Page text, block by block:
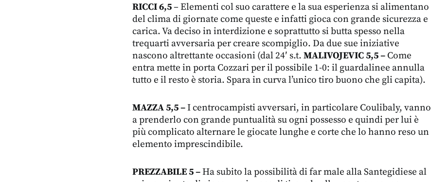
RICCI 6,5– Elementi col suo carattere e la sua esperienza si alimentano
del clima di giornate come queste e infatti gioca con grande sicurezza e
carica. Va deciso in interdizione e soprattutto si butta spesso nella
trequarti avversaria per creare scompiglio. Da due sue iniziative
nascono altrettante occasioni (dal 24′ s.t. MALIVOJEVIC 5,5 – Come
entra mette in porta Cozzari per il possibile 1-0: il guardalinee annulla
tutto e il resto è storia. Spara in curva l’unico tiro buono che gli capita).
MAZZA 5,5 –I centrocampisti avversari, in particolare Coulibaly, vanno
a prenderlo con grande puntualità su ogni possesso e quindi per lui è
più complicato alternare le giocate lunghe e corte che lo hanno reso un
elemento imprescindibile.
PREZZABILE 5 –Ha subito la possibilità di far male alla Santegidiese al